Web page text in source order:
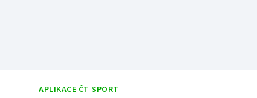
APLIKACE ČT SPORT